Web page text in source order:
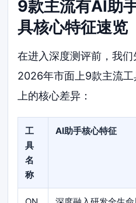
9款主流有AI助
具核心特征速览
在进入深度测评前，我
2026年市面上9款主流
上的核心差异：
工
具
名
称
AI助手核心特征